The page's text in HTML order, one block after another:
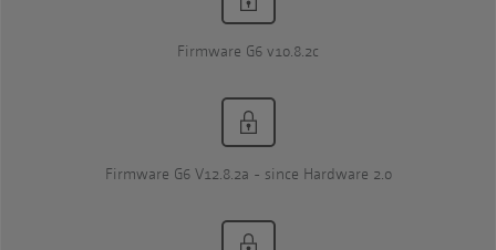
Firmware G6 v10.8.2c
Firmware G6 V12.8.2a - since Hardware 2.0